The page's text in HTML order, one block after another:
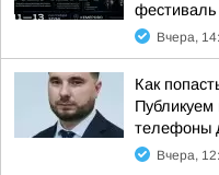
фестиваль
Вчера,
Как
телефоны
Вчера,